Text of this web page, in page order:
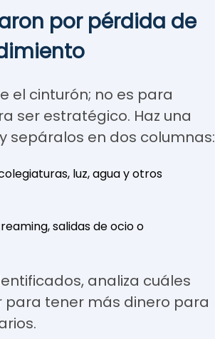
por pérdida de
el cinturón; no es para
ser estratégico. Haz una
sepáralos en dos columnas:
luz, agua y otros
salidas de ocio o
analiza cuáles
para tener más dinero para